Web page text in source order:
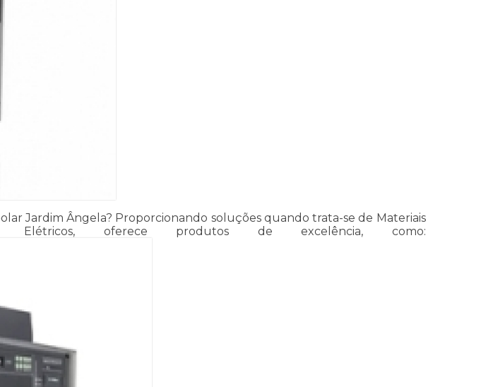
Jardim Ângela? Proporcionando soluções quando trata-se de Materiais
oferece produtos de excelência, como: